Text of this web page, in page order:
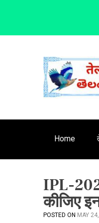
e
Home
IPL-
कीजिए
POSTED ON MAY